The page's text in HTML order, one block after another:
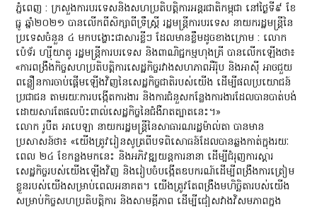
ភ្នំពេញ : ក្រសួងការបរទេសនិងសហប្រតិបត្តិការអន្តរជាតិកម្ពុជា នៅថ្ងៃទី៩ ខែ
ធ្នូ ឆ្នាំ២០២១ បានលើកពីសិក្សាពីទ្រឹស្ត្រី រដ្ឋមន្ត្រីការបរទេស នាយករដ្ឋមន្ត្រីនៃ
ប្រទេសចំនួន ៤ មកបង្ហោះជាសារខ្លីៗ ដែលមានខ្លឹមដូចខាងក្រោម : លោក
ប៉េទ័រ ហ្ស៊ីយាតូ រដ្ឋមន្ត្រីការបរទេស និងពាណិជ្ជកម្មហុងគ្រី បានលើកឡើងថា៖
«ការពង្រឹងកិច្ចសហប្រតិបត្តិការសេដ្ឋកិច្ចរវាងសហភាពអឺរ៉ុប និងអាស៊ី អាចជួយ
ពន្លឿនការចាប់ផ្តើមឡើងវិញនៃសេដ្ឋកិច្ចជាតិរបស់យើង ដើម្បីផលប្រយោជន៍
ប្រជាជន តាមរយៈការបង្កើតការងារ និងការជំនួសកន្លែងការងារដែលបានបាត់បង់
ដោយសារតែផលប៉ះពាល់សេដ្ឋកិច្ចនៃជំងឺរាតត្បាតនេះ។»
លោក រូបឺត អាបេឡា នាយករដ្ឋមន្ត្រីនៃសាធារណរដ្ឋម៉ាល់តា បានមាន
ប្រសាសន៍ថា៖ «យើងត្រូវរៀនសូត្រពីបទពិសោធន៍ដែលបានឆ្លងកាត់ក្នុងរយៈ
ពេល ២៤ ខែកន្លងមកនេះ និងអភិវឌ្ឍយន្តការនានា ដើម្បីជំរុញការស្តារ
សេដ្ឋកិច្ចរបស់យើងឡើងវិញ និងរៀបចំបង្កើតឧបករណ៍ដើម្បីពង្រឹងការត្រៀម
ខ្លួនរបស់យើងសម្រាប់ពេលអនាគត។ យើងត្រូវតែពង្រឹងមហិច្ឆិតារបស់យើង
សម្រាប់កិច្ចសហប្រតិបត្តិការ និងសាមគ្គីភាព ដើម្បីជៀសវាងវិសមភាពក្នុង